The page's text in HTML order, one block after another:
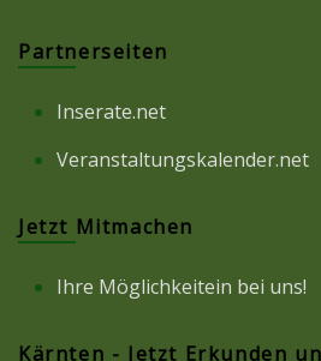
Partnerseiten
Inserate.net
Veranstaltungskalender.net
Jetzt Mitmachen
Ihre Möglichkeitein bei uns!
Kärnten - Jetzt Erkunden